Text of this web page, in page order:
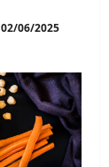
02/06/2025